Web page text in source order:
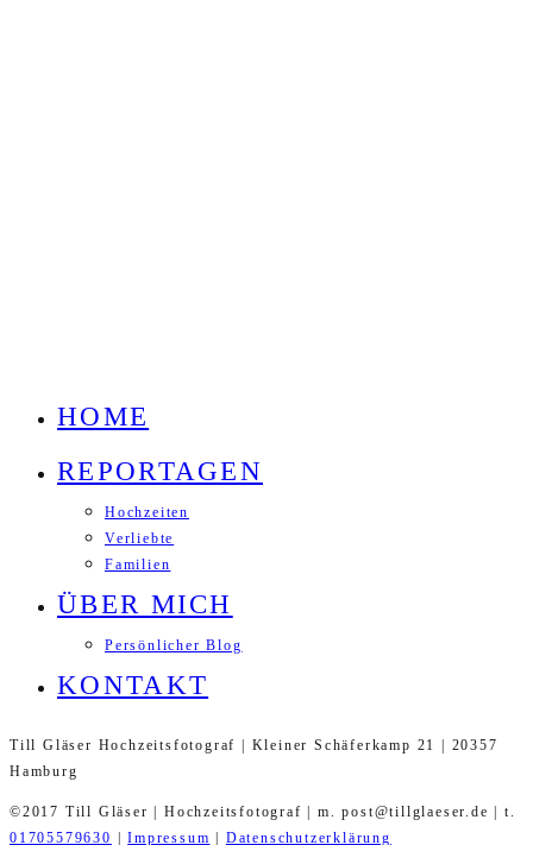
HOME
REPORTAGEN
Hochzeiten
Verliebte
Familien
ÜBER MICH
Persönlicher Blog
KONTAKT
Till Gläser Hochzeitsfotograf | Kleiner Schäferkamp 21 | 20357
Hamburg
©2017 Till Gläser | Hochzeitsfotograf | m. post@tillglaeser.de | t.
01705579630
|Impressum Datenschutzerklärung